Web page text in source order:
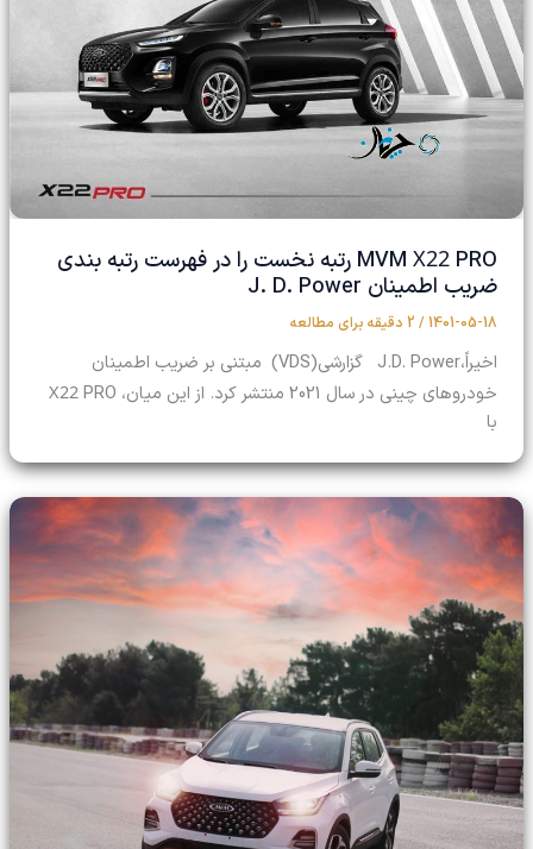
MVMX22
PRO رتبه نخست را در فهرست رتبه بندی
ضریب اطمینان J. D. Power
1401-05-18
/ 2 دقیقه برای مطالعه
اخیراً،J.D. Power گزارشی(VDS) مبتنی بر ضریب اطمینان
خودروهای چینی در سال 2021 منتشر کرد. از این میان،
X22 PRO
با